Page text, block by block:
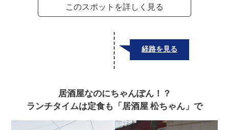
このスポットを詳しく見る
経路を見る
居酒屋なのにちゃんぽん！？
ランチタイムは定食も「居酒屋 松ちゃん」で